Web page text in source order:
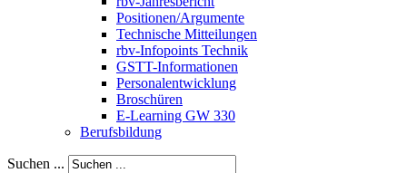
Positionen/Argumente
Technische Mitteilungen
rbv-Infopoints Technik
GSTT-Informationen
Personalentwicklung
Broschüren
E-Learning GW 330
Berufsbildung
Suchen ...